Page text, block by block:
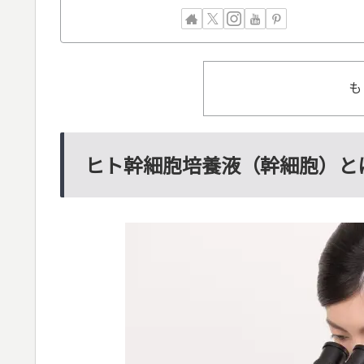
ヒト幹細胞培養液（幹細胞）と